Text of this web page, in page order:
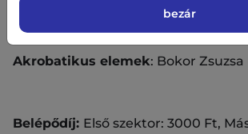
: Gyuris Rita
Fodor Judit
Akrobatikus elemek: Bokor Zsuzsa
Belépődíj: Első szektor: 3000 Ft,
bezár